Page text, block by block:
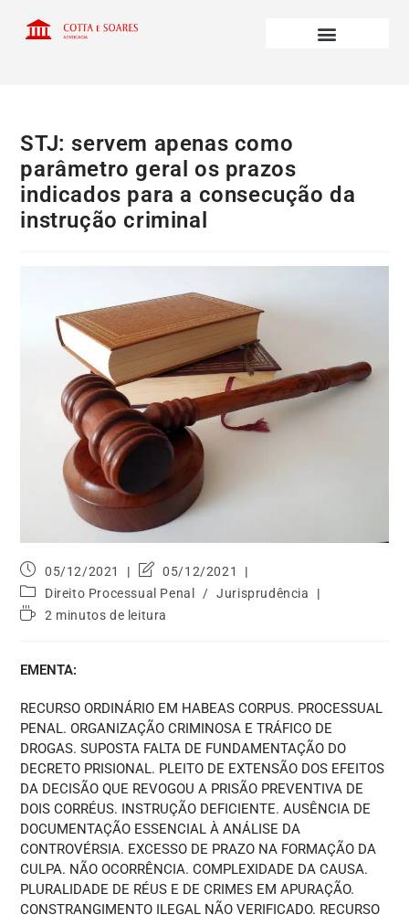
STJ: servem apenas como
parâmetro geral os prazos
indicados para a consecução da
instrução criminal
05/12/2021
05/12/2021
Direito Processual Penal
/ Jurisprudência
2 minutos de leitura
EMENTA:
RECURSO ORDINÁRIO EM HABEAS CORPUS. PROCESSUAL
PENAL. ORGANIZAÇÃO CRIMINOSA E TRÁFICO DE
DROGAS. SUPOSTA FALTA DE FUNDAMENTAÇÃO DO
DECRETO PRISIONAL. PLEITO DE EXTENSÃO DOS EFEITOS
DA DECISÃO QUE REVOGOU A PRISÃO PREVENTIVA DE
DOIS CORRÉUS. INSTRUÇÃO DEFICIENTE. AUSÊNCIA DE
DOCUMENTAÇÃO ESSENCIAL À ANÁLISE DA
CONTROVÉRSIA. EXCESSO DE PRAZO NA FORMAÇÃO DA
CULPA. NÃO OCORRÊNCIA. COMPLEXIDADE DA CAUSA.
PLURALIDADE DE RÉUS E DE CRIMES EM APURAÇÃO.
CONSTRANGIMENTO ILEGAL NÃO VERIFICADO. RECURSO